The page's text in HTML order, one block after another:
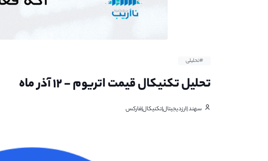
#تحلیلی
تحلیل تکنیکال قیمت اتریوم - ۱۲ آذر ماه
سهند |ارزدیجیتال|تکنیکال|فارکس